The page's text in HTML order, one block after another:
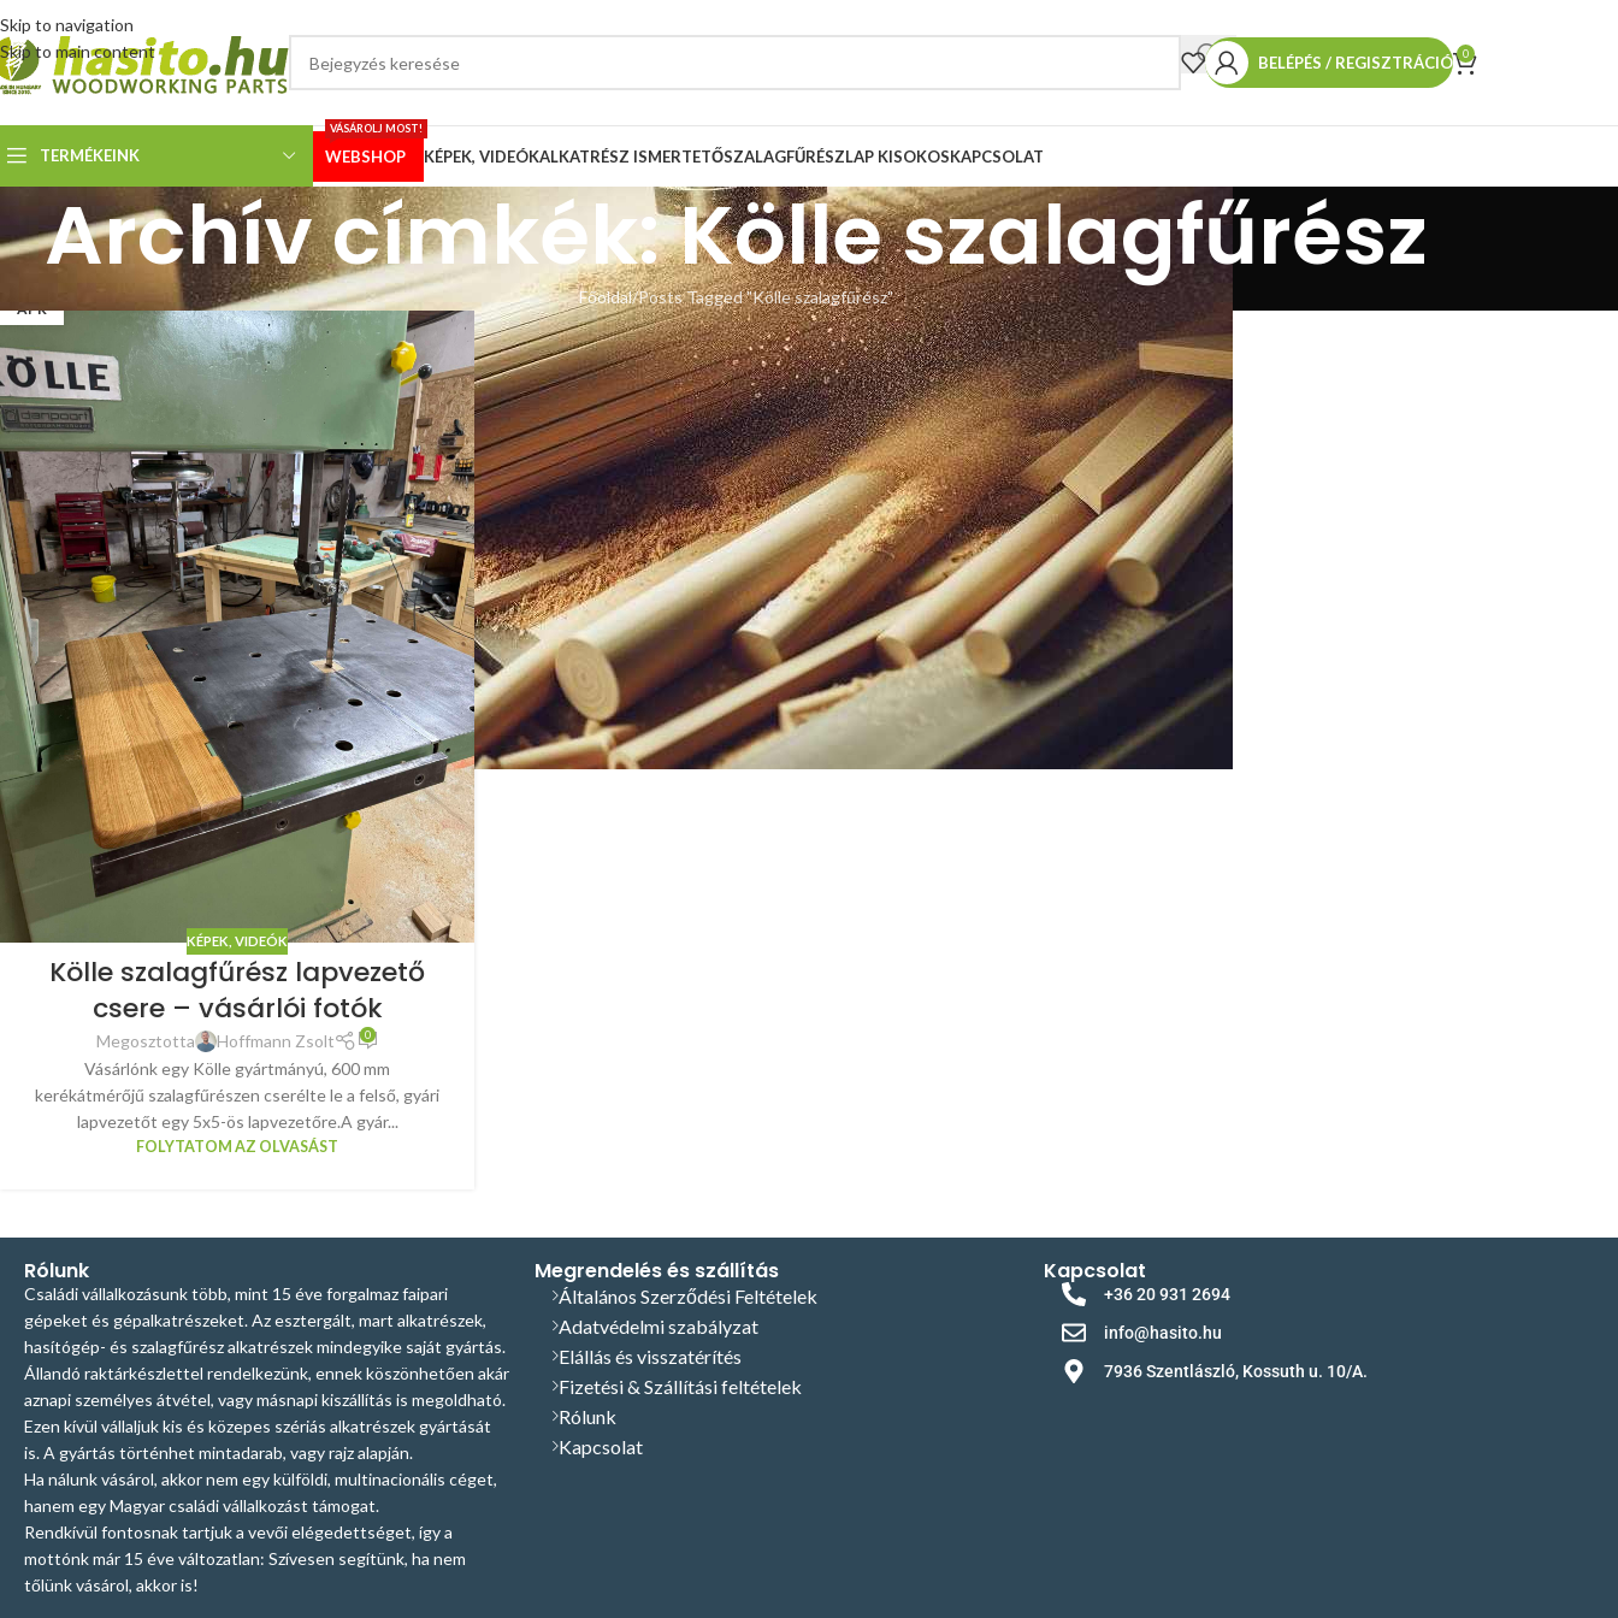
Skip to navigation
Skip to main content
BELÉPÉS / REGISZTRÁCIÓ 0
TERMÉKEINK WEBSHOP
VÁSÁROLJ MOST!
KÉPEK, VIDEÓKALKATRÉSZ ISMERTETŐSZALAGFŰRÉSZLAP KISOKOSKAPCSOLAT
Archív címkék: Kölle szalagfűrész
Főoldal Posts Tagged "Kölle szalagfűrész"
ÁPR
KÉPEK, VIDEÓK
Kölle szalagfűrész lapvezető
csere – vásárlói fotók
Megosztotta Hoffmann Zsolt 0
Vásárlónk egy Kölle gyártmányú, 600 mm
kerékátmérőjű szalagfűrészen cserélte le a felső, gyári
lapvezetőt egy 5x5-ös lapvezetőre.A gyár...
FOLYTATOM AZ OLVASÁST
Rólunk
Családi vállalkozásunk több, mint 15 éve forgalmaz faipari
gépeket és gépalkatrészeket. Az esztergált, mart alkatrészek,
hasítógép- és szalagfűrész alkatrészek mindegyike saját gyártás.
Állandó raktárkészlettel rendelkezünk, ennek köszönhetően akár
aznapi személyes átvétel, vagy másnapi kiszállítás is megoldható.
Ezen kívül vállaljuk kis és közepes szériás alkatrészek gyártását
is. A gyártás történhet mintadarab, vagy rajz alapján.
Ha nálunk vásárol, akkor nem egy külföldi, multinacionális céget,
hanem egy Magyar családi vállalkozást támogat.
Rendkívül fontosnak tartjuk a vevői elégedettséget, így a
mottónk már 15 éve változatlan: Szívesen segítünk, ha nem
tőlünk vásárol, akkor is!
Megrendelés és szállítás
Általános Szerződési Feltételek
Adatvédelmi szabályzat
Elállás és visszatérítés
Fizetési & Szállítási feltételek
Rólunk
Kapcsolat
Kapcsolat
+36 20 931 2694
info@hasito.hu
7936 Szentlászló, Kossuth u. 10/A.